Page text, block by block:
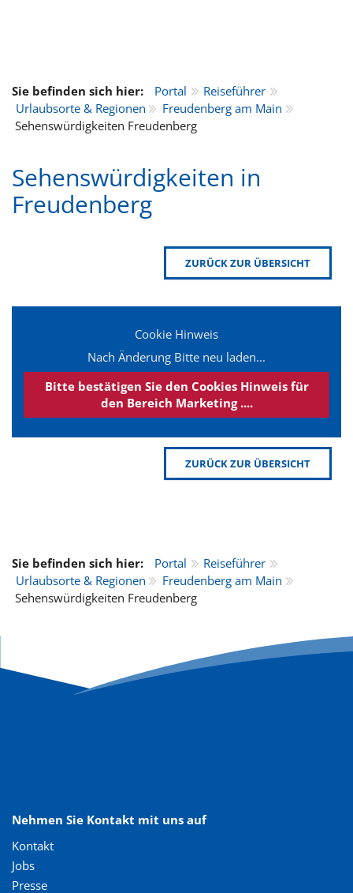
Sie befinden sich hier: Portal
Reiseführer
Urlaubsorte & Regionen
Freudenberg am Main
Sehenswürdigkeiten Freudenberg
Sehenswürdigkeiten in
Freudenberg
ZURÜCK ZUR ÜBERSICHT
Cookie Hinweis
Nach Änderung Bitte neu laden...
Bitte bestätigen Sie den Cookies Hinweis für
den Bereich Marketing ....
ZURÜCK ZUR ÜBERSICHT
Sie befinden sich hier: Portal
Reiseführer
Urlaubsorte & Regionen
Freudenberg am Main
Sehenswürdigkeiten Freudenberg
Nehmen Sie Kontakt mit uns auf
Kontakt
Jobs
Presse